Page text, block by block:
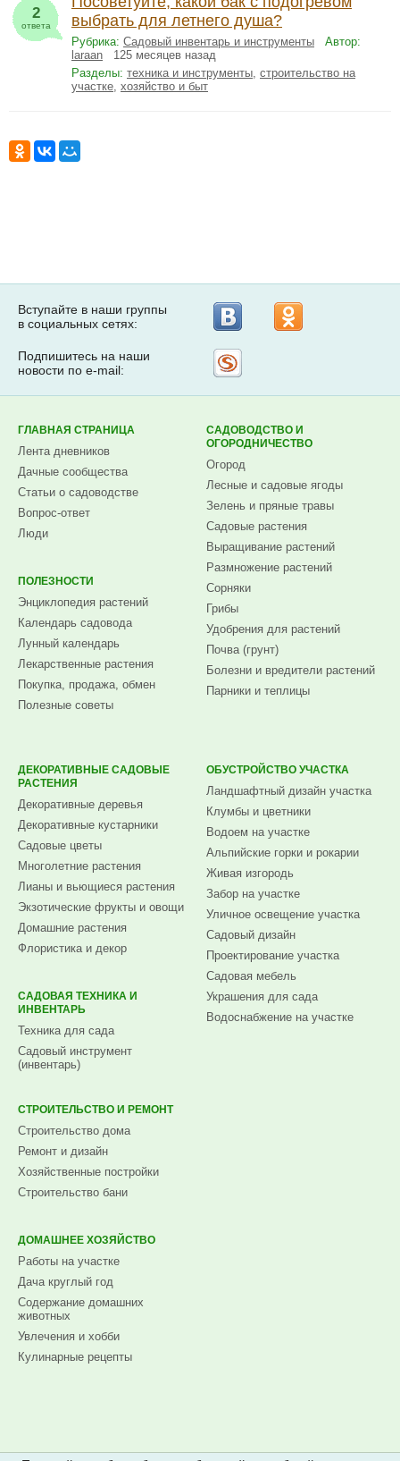
2
ответа
выбрать для летнего душа?
Рубрика: Садовый инвентарь и инструменты
Автор:
laraan 125 месяцев назад
Разделы: техника и инструменты строительство на
участке хозяйство и быт
Вступайте в наши группы
в социальных сетях:
Подпишитесь на наши
новости по e-mail:
ГЛАВНАЯ СТРАНИЦА
Лента дневников
Дачные сообщества
Статьи о садоводстве
Вопрос-ответ
Люди
ПОЛЕЗНОСТИ
Энциклопедия растений
Календарь садовода
Лунный календарь
Лекарственные растения
Покупка, продажа, обмен
Полезные советы
САДОВОДСТВО И
ОГОРОДНИЧЕСТВО
Огород
Лесные и садовые ягоды
Зелень и пряные травы
Садовые растения
Выращивание растений
Размножение растений
Сорняки
Грибы
Удобрения для растений
Почва (грунт)
Болезни и вредители растений
Парники и теплицы
ДЕКОРАТИВНЫЕ САДОВЫЕ
РАСТЕНИЯ
Декоративные деревья
Декоративные кустарники
Садовые цветы
Многолетние растения
Лианы и вьющиеся растения
Экзотические фрукты и овощи
Домашние растения
Флористика и декор
САДОВАЯ ТЕХНИКА И
ИНВЕНТАРЬ
Техника для сада
Садовый инструмент
(инвентарь)
ОБУСТРОЙСТВО УЧАСТКА
Ландшафтный дизайн участка
Клумбы и цветники
Водоем на участке
Альпийские горки и рокарии
Живая изгородь
Забор на участке
Уличное освещение участка
Садовый дизайн
Проектирование участка
Садовая мебель
Украшения для сада
Водоснабжение на участке
СТРОИТЕЛЬСТВО И РЕМОНТ
Строительство дома
Ремонт и дизайн
Хозяйственные постройки
Строительство бани
ДОМАШНЕЕ ХОЗЯЙСТВО
Работы на участке
Дача круглый год
Содержание домашних
животных
Увлечения и хобби
Кулинарные рецепты